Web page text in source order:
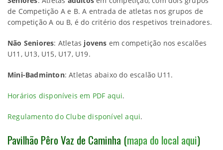
de Competição A e B. A entrada de atletas nos grupos de
competição A ou B, é do critério dos respetivos treinadores.
Não Seniores: Atletas jovens em competição nos escalões
U11, U13, U15, U17, U19.
Mini-Badminton: Atletas abaixo do escalão U11.
Horários disponíveis em PDF aqui.
Regulamento do Clube disponível aqui.
Pavilhão Pêro Vaz de Caminha (mapa do local aqui)